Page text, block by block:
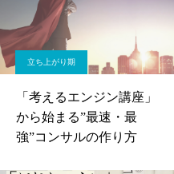
立ち上がり期
「考えるエンジン講座」
から始まる”最速・最
強”コンサルの作り方